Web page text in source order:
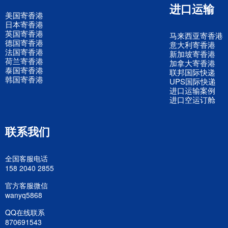
美国寄香港
日本寄香港
英国寄香港
德国寄香港
法国寄香港
荷兰寄香港
泰国寄香港
韩国寄香港
进口运输
马来西亚寄香港
意大利寄香港
新加坡寄香港
加拿大寄香港
联邦国际快递
UPS国际快递
进口运输案例
进口空运订舱
联系我们
全国客服电话
158 2040 2855
官方客服微信
wanyq5868
QQ在线联系
870691543